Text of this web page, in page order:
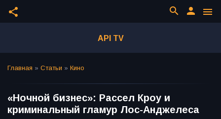
share menu
person
search
API TV
Главная » Статьи » Кино
«Ночной бизнес»: Рассел Кроу и
криминальный гламур Лос-Анджелеса